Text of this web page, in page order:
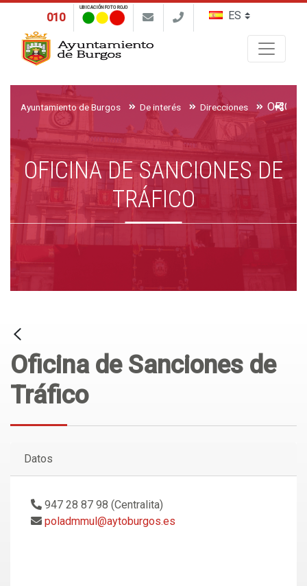
010
UBICACIÓN FOTO ROJO
Ayuntamiento de Burgos De interés Direcciones
OFICINA DE SANCIONES DE
TRÁFICO
Oficina de Sanciones de
Tráfico
Datos
947 28 87 98 (Centralita)
poladmmul@aytoburgos.es